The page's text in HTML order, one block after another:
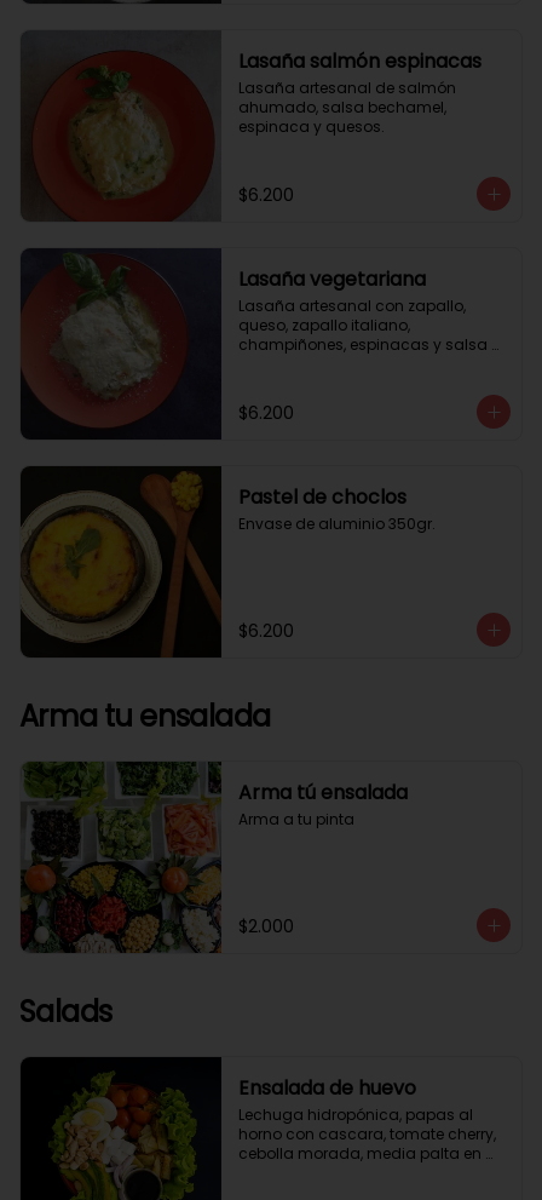
Lasaña salmón espinacas
Lasaña artesanal de salmón
ahumado, salsa bechamel,
espinaca y quesos.
$6.200
Lasaña vegetariana
Lasaña artesanal con zapallo,
queso, zapallo italiano,
champiñones, espinacas y salsa
$6.200
Pastel de choclos
Envase de aluminio 350gr.
$6.200
Arma tu ensalada
Arma tú ensalada
Arma a tu pinta
$2.000
Salads
Ensalada de huevo
Lechuga hidropónica, papas al
horno con cascara, tomate cherry,
cebolla morada, media palta en